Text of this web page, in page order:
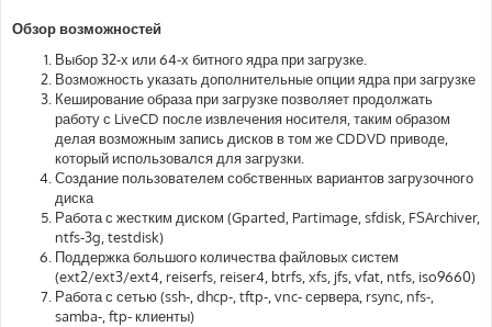
Обзор возможностей
Выбор 32-х или 64-х битного ядра при загрузке.
Возможность указать дополнительные опции ядра при загрузке
Кеширование образа при загрузке позволяет продолжать
работу с LiveCD после извлечения носителя, таким образом
делая возможным запись дисков в том же CDDVD приводе,
который использовался для загрузки.
Создание пользователем собственных вариантов загрузочного
диска
Работа с жестким диском (Gparted, Partimage, sfdisk, FSArchiver,
ntfs-3g, testdisk)
Поддержка большого количества файловых систем
(ext2/ext3/ext4, reiserfs, reiser4, btrfs, xfs, jfs, vfat, ntfs, iso9660)
Работа с сетью (ssh-, dhcp-, tftp-, vnc- сервера, rsync, nfs-,
samba-, ftp- клиенты)